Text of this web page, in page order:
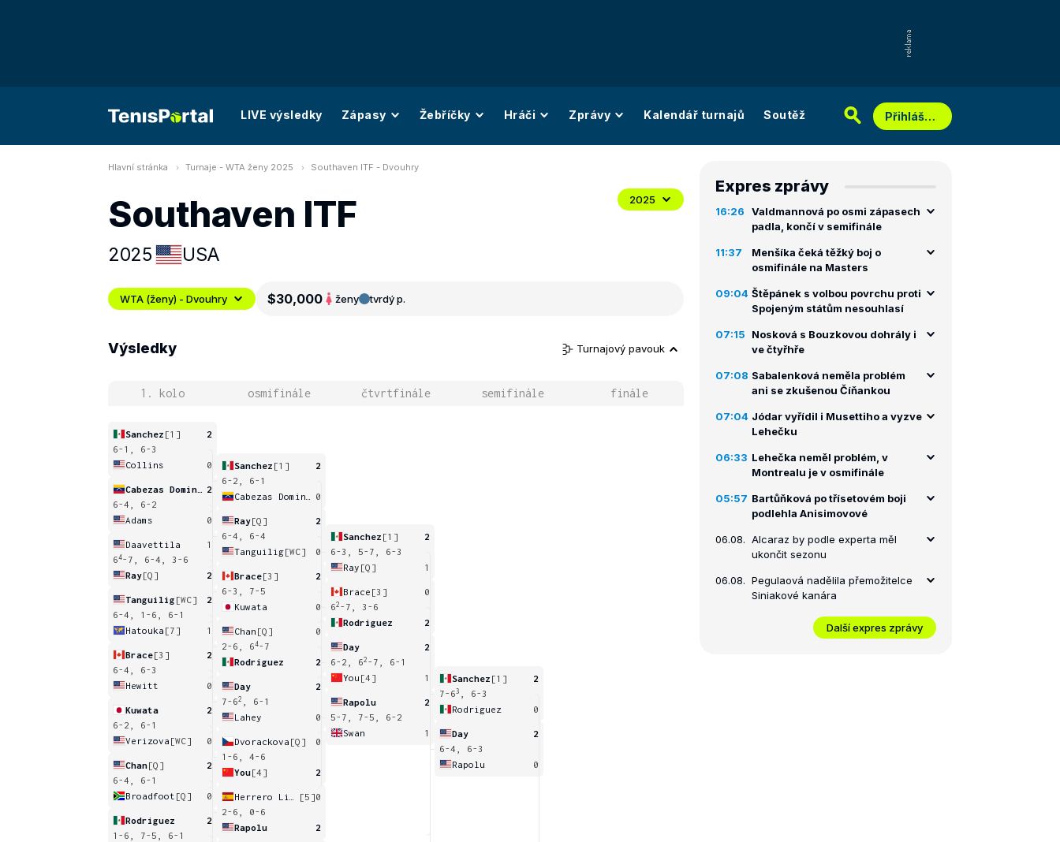
LIVE výsledky Zápasy Žebříčky Hráči Zprávy Kalendář turnajů Soutěž Přihlášení
Hlavní stránka Turnaje - WTA ženy 2025 Southaven ITF - Dvouhry
Southaven ITF
2025 USA
2025
WTA (ženy) - Dvouhry $30,000 ženy tvrdý p.
Výsledky Turnajový pavouk
1. kolo osmifinále čtvrtfinále semifinále finále
Sanchez [1]
2
6-1, 6-3
Collins
0
2
6-4, 6-2
Adams
0
Daavettila
1
64-7, 6-4, 3-6
Ray[Q] 2
Tanguilig [WC]
2
6-4, 1-6, 6-1
Hatouka [7] 1
Brace[3]
2
6-4, 6-3
Hewitt
0
Kuwata
2
6-2, 6-1
Verizova [WC] 0
Chan[Q]
2
6-4, 6-1
Broadfoot [Q] 0
Rodriguez
2
1-6, 7-5, 6-1
Sanchez [1]
2
6-2, 6-1
0
Ray[Q]
2
6-4, 6-4
Tanguilig[WC] 0
Brace[3]
2
6-3, 7-5
Kuwata
0
Chan [Q]
0
2-6, 64-7
Rodriguez
2
Day
2
7-62
, 6-1
Lahey
0
Dvorackova [Q]
0
1-6, 4-6
You[4] 2
[5]0
2-6, 0-6
Rapolu
2
Sanchez [1]
2
6-3, 5-7, 6-3
Ray [Q] 1
Brace [3]
0
62 -7, 3-6
Rodriguez
2
Day
2
6-2, 62 -7, 6-1
You [4] 1
Rapolu
2
5-7, 7-5, 6-2
Swan
1
Sanchez [1]
2
7-63
, 6-3
Rodriguez
0
Day
2
6-4, 6-3
Rapolu
0
Expres zprávy
16:26
Valdmannová po osmi zápasech
padla, končí v semifinále
11:37
Menšíka čeká těžký boj o
osmifinále na Masters
09:04 Štěpánek s volbou povrchu proti
Spojeným státům nesouhlasí
07:15
Nosková s Bouzkovou dohrály i
ve čtyřhře
07:08 Sabalenková neměla problém
ani se zkušenou Číňankou
07:04 Jódar vyřídil i Musettiho a vyzve
Lehečku
06:33 Lehečka neměl problém, v
Montrealu je v osmifinále
05:57 Bartůňková po třísetovém boji
podlehla Anisimovové
06.08. Alcaraz by podle experta měl
ukončit sezonu
06.08. Pegulaová nadělila přemožitelce
Siniakové kanára
Další expres zprávy